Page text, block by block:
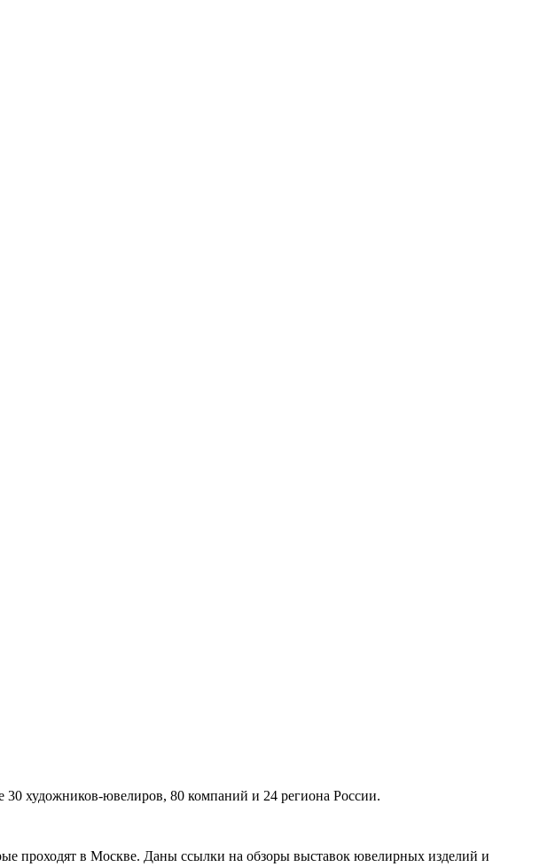
художников-ювелиров, 80 компаний и 24 региона России.
проходят в Москве. Даны ссылки на обзоры выставок ювелирных изделий и